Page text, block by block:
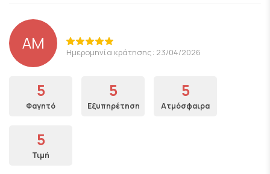
AM Ημερομηνία κράτησης: 23/04/2026
5
Φαγητό
5
Εξυπηρέτηση
5
Ατμόσφαιρα
5
Τιμή